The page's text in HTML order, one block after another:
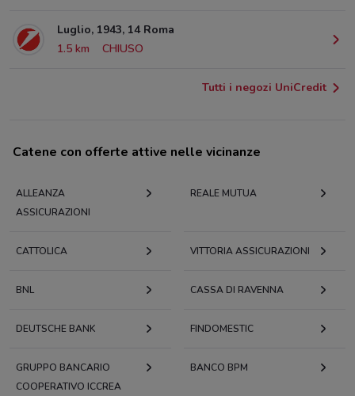
Luglio, 1943, 14 Roma
1.5 km
CHIUSO
Tutti i negozi UniCredit
Catene con offerte attive nelle vicinanze
ALLEANZA
ASSICURAZIONI
REALE MUTUA
CATTOLICA VITTORIA ASSICURAZIONI
BNL CASSA DI RAVENNA
DEUTSCHE BANK FINDOMESTIC
GRUPPO BANCARIO
COOPERATIVO ICCREA
BANCO BPM